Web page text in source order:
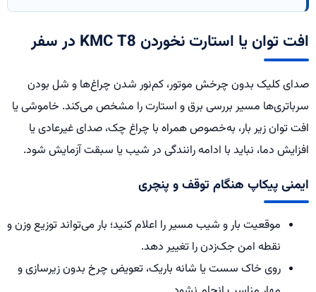
افت توان یا استارت نخوردن KMC T8 در سفر
صدای کلیک بدون چرخش موتور، کم‌نور شدن چراغ‌ها و شل بودن
سرباتری‌ها مسیر بررسی برق و استارت را مشخص می‌کند. خاموشی یا
افت توان زیر بار، به‌خصوص همراه با چراغ چک، صدای غیرعادی یا
افزایش دما، نباید با ادامه رانندگی در شیب یا سبقت آزمایش شود.
ایمنی پیکاپ هنگام توقف و پنچری
موقعیت بار و شیب مسیر را اعلام کنید؛ بار می‌تواند توزیع وزن و
نقطه امن جک‌زدن را تغییر دهد.
روی خاک سست یا شانه باریک، تعویض چرخ بدون زیرسازی و